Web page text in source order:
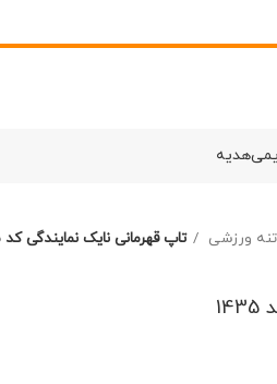
هدیه
ورزشی تاپ قهرمانی نایک نمایندگی کد 1435